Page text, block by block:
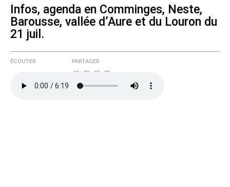
Infos, agenda en Comminges, Neste,
Barousse, vallée d’Aure et du Louron du
21 juil.
ÉCOUTER PARTAGER